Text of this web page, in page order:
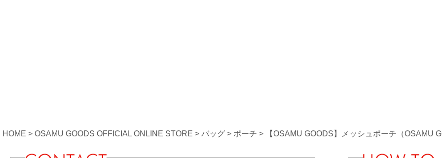
HOME OSAMU GOODS OFFICIAL ONLINE STORE バッグ ポーチ 【OSAMU GOODS】メッシュポーチ（OSAMU